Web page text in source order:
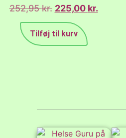
252,95kr. 225,00 kr.
Tilføj til kurv